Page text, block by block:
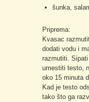
šunka,
Priprema:
Kvasac
dodati vodu i
razmutiti.
umestiti testo,
oko 15 minuta
Kad je testo
tako što ga